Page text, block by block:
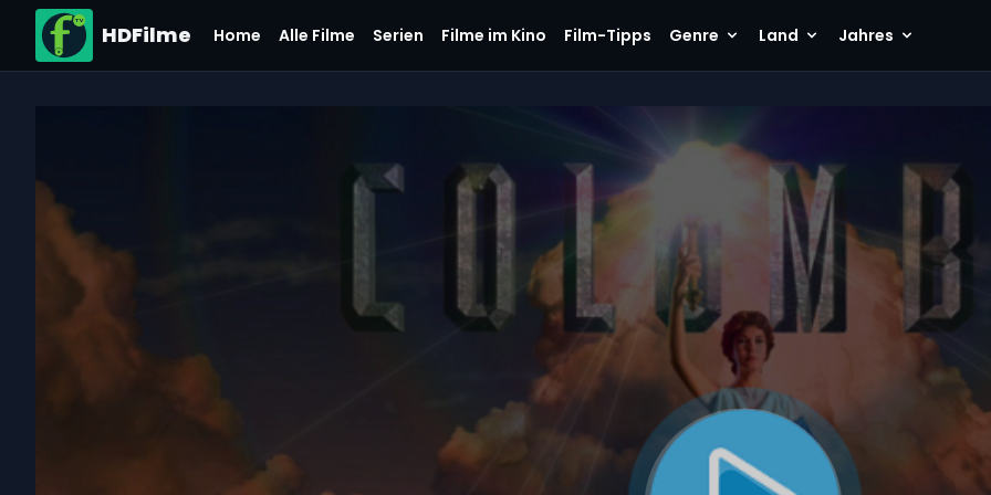
HDFilme Home Alle Filme Serien Filme im Kino Film-Tipps Genre Land Jahres